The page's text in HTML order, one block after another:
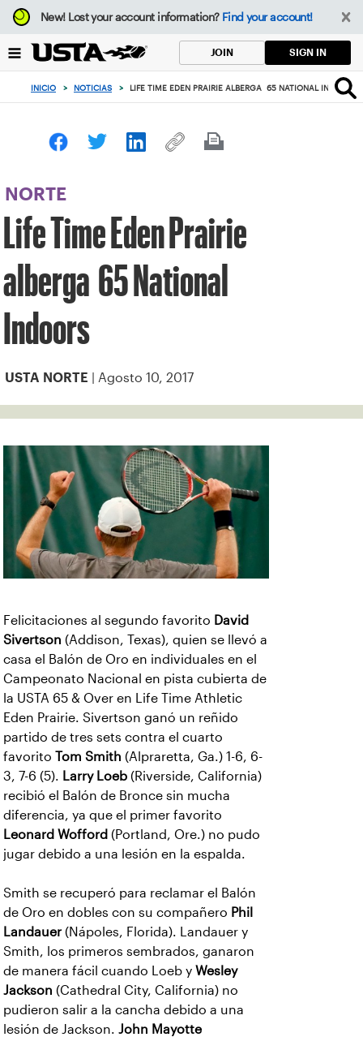
Enfoque
desde
botón
volver
principio
New!Lost your account information? Find your account!
JOIN SIGN IN
INICIO > NOTICIAS > LIFE TIME EDEN PRAIRIE ALBERGA 65 NATIONAL INDOORS
NORTE
Life Time Eden Prairie
alberga 65 National
Indoors
USTA NORTE | Agosto 10, 2017
Felicitaciones al segundo favorito David
Sivertson (Addison, Texas), quien se llevó a
casa el Balón de Oro en individuales en el
Campeonato Nacional en pista cubierta de
la USTA 65 & Over en Life Time Athletic
Eden Prairie. Sivertson ganó un reñido
partido de tres sets contra el cuarto
favorito Tom Smith (Alpraretta, Ga.) 1-6, 6-
3, 7-6 (5). Larry Loeb (Riverside, California)
recibió el Balón de Bronce sin mucha
diferencia, ya que el primer favorito
Leonard Wofford (Portland, Ore.) no pudo
jugar debido a una lesión en la espalda.
Smith se recuperó para reclamar el Balón
de Oro en dobles con su compañero Phil
Landauer (Nápoles, Florida). Landauer y
Smith, los primeros sembrados, ganaron
de manera fácil cuando Loeb y Wesley
Jackson (Cathedral City, California) no
pudieron salir a la cancha debido a una
lesión de Jackson. John Mayotte